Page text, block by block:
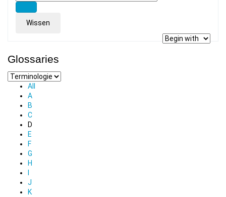
Glossaries
All
A
B
C
D
E
F
G
H
J
K